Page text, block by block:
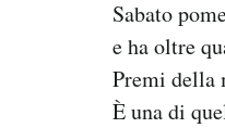
Sabato
e ha oltre
Premi della
È una di